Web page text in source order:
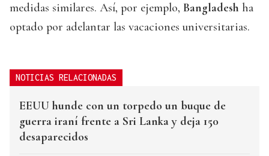
medidas similares. Así, por ejemplo, Bangladesh ha
optado por adelantar las vacaciones universitarias.
NOTICIAS RELACIONADAS
EEUU hunde con un torpedo un buque de
guerra iraní frente a Sri Lanka y deja 150
desaparecidos